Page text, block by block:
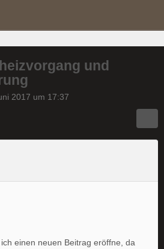
und
2017 um 17:37
einen neuen Beitrag eröffne, da